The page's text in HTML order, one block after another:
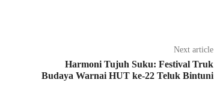
Next article
Harmoni Tujuh Suku: Festival Truk
Budaya Warnai HUT ke-22 Teluk Bintuni